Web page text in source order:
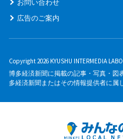
お問い合わせ
広告のご案内
Copyright 2026 KYUSHU INTERMEDIA
博多経済新聞に掲載の記事・写真・図
多経済新聞またはその情報提供者に属